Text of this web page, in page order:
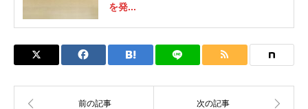
を発...